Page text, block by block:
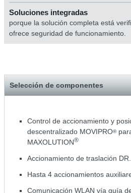
Soluciones integradas
porque la solución completa está
ofrece seguridad de funcionamiento.
Selección de componentes
Control de accionamiento y
descentralizado MOVIPRO®
MAXOLUTION®
Accionamiento de traslación
Hasta 4 accionamientos
Comunicación WLAN vía guía